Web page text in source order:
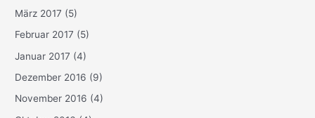
März 2017 (5)
Februar 2017 (5)
Januar 2017 (4)
Dezember 2016 (9)
November 2016 (4)